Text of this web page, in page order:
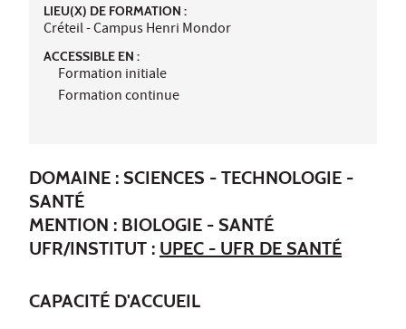
LIEU(X) DE FORMATION :
Créteil - Campus Henri Mondor
ACCESSIBLE EN :
Formation initiale
Formation continue
DOMAINE : SCIENCES - TECHNOLOGIE -
SANTÉ
MENTION : BIOLOGIE - SANTÉ
UFR/INSTITUT : UPEC - UFR DE SANTÉ
CAPACITÉ D'ACCUEIL